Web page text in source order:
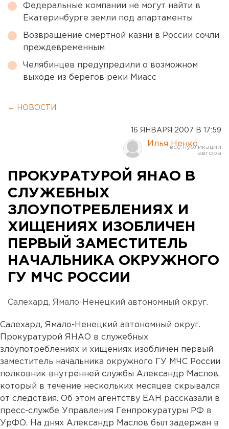
Федеральные компании не могут найти в
Екатеринбурге земли под апартаменты
Возвращение смертной казни в России сочли
преждевременным
Челябинцев предупредили о возможном
выходе из берегов реки Миасс
← НОВОСТИ
16 ЯНВАРЯ 2007 В 17:59
Илья Ненко
ПРОКУРАТУРОЙ ЯНАО В
СЛУЖЕБНЫХ
ЗЛОУПОТРЕБЛЕНИЯХ И
ХИЩЕНИЯХ ИЗОБЛИЧЕН
ПЕРВЫЙ ЗАМЕСТИТЕЛЬ
НАЧАЛЬНИКА ОКРУЖНОГО
ГУ МЧС РОССИИ
Салехард, Ямало-Ненецкий автономный округ.
Салехард, Ямало-Ненецкий автономный округ.
Прокуратурой ЯНАО в служебных
злоупотреблениях и хищениях изобличен первый
заместитель начальника окружного ГУ МЧС России
полковник внутренней службы Александр Маслов,
который в течение нескольких месяцев скрывался
от следствия. Об этом агентству ЕАН рассказали в
пресс-службе Управления Генпрокуратуры РФ в
УрФО. На днях Александр Маслов был задержан в